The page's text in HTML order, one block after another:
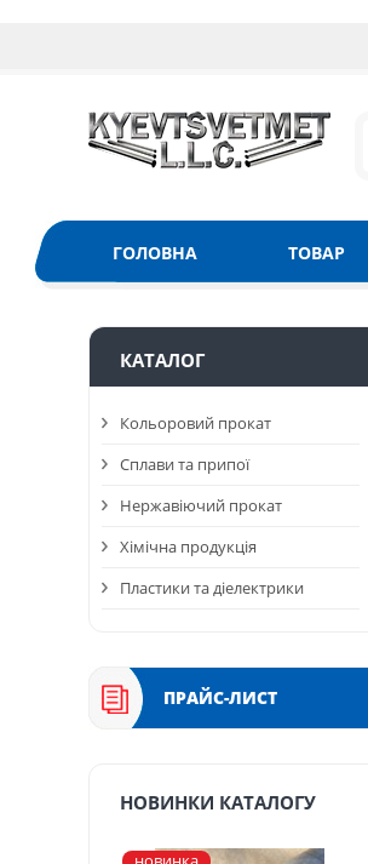
ГОЛОВНА ТОВАР
КАТАЛОГ
Кольоровий прокат
Сплави та припої
Нержавіючий прокат
Хімічна продукція
Пластики та діелектрики
ПРАЙС-ЛИСТ
НОВИНКИ КАТАЛОГУ